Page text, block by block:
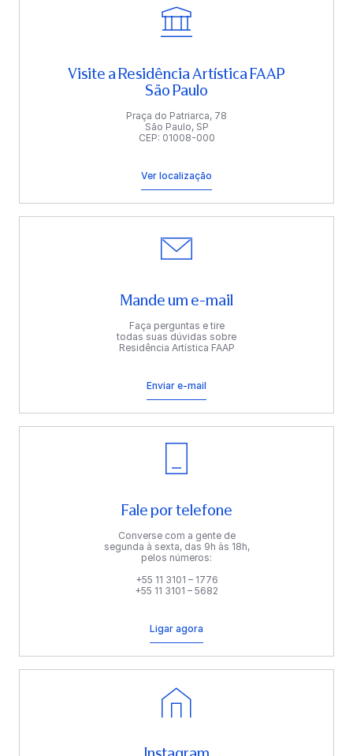
Visite a Residência Artística FAAP
São Paulo
Praça do Patriarca, 78
São Paulo, SP
CEP: 01008-000
Ver localização
Mande um e-mail
Faça perguntas e tire
todas suas dúvidas sobre
Residência Artística FAAP
Enviar e-mail
Fale por telefone
Converse com a gente de
segunda à sexta, das 9h às 18h,
pelos números:
+55 11 3101 – 1776
+55 11 3101 – 5682
Ligar agora